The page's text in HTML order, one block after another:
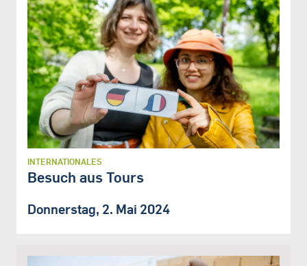
INTERNATIONALES
Besuch aus Tours
Donnerstag, 2. Mai 2024